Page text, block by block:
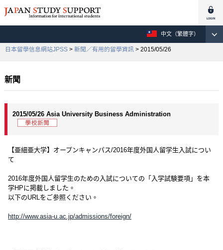
中文（繁體字）
日本留學信息網站JPSS > 新聞／有用的留學資訊 > 2015/05/26
新聞
2015/05/26 Asia University Business Administration
【亜細亜大学】オープンキャンパス/2016年度外国人留学生入試につい
て
2016年度外国人留学生のための入試についての「入学試験要項」を本
学HPに掲載しました。
以下のURLをご参照ください。
http://www.asia-u.ac.jp/admissions/foreign/